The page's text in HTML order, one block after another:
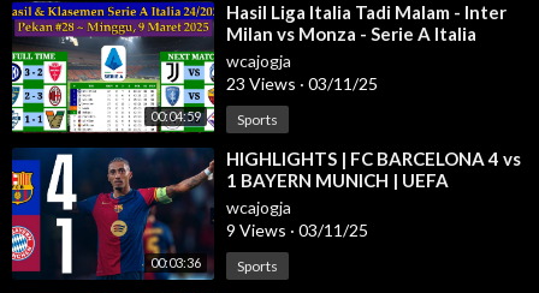
00:04:59
⁣Hasil Liga Italia Tadi Malam - Inter
Milan vs Monza - Serie A Italia
2024/2025 Pekan 28
wcajogja
23 Views · 03/11/25
Sports
00:03:36
⁣HIGHLIGHTS | FC BARCELONA 4 vs
1 BAYERN MUNICH | UEFA
CHAMPIONS LEAGUE 2024/25
wcajogja
9 Views · 03/11/25
Sports